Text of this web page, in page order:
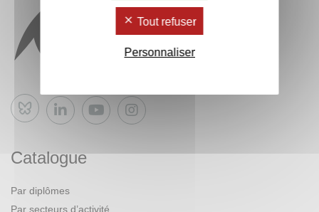
Bluesky
Catalogue
Par diplômes
Par secteurs d’activité
Tout refuser
Personnaliser